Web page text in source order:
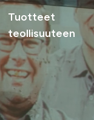
Tuotteet
teollisuuteen